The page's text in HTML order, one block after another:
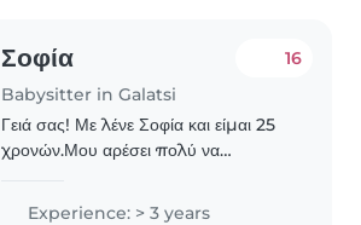
Σοφία
Babysitter in Galatsi
16
Γειά σας! Με λένε Σοφία και είμαι 25
χρονών.Μου αρέσει πολύ να
περνάω χρόνο μαζί τους. Είμαι ήρεμη
Experience: > 3 years